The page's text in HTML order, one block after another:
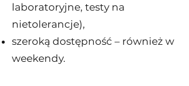
laboratoryjne, testy na
nietolerancje),
szeroką dostępność – również w
weekendy.